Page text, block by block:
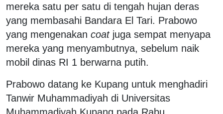
mereka satu per satu di tengah hujan deras
yang membasahi Bandara El Tari. Prabowo
yang mengenakan coatjuga sempat menyapa
mereka yang menyambutnya, sebelum naik
mobil dinas RI 1 berwarna putih.
Prabowo datang ke Kupang untuk menghadiri
Tanwir Muhammadiyah di Universitas